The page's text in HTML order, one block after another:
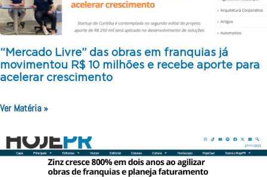
“Mercado Livre” das obras em franquias já
movimentou R$ 10 milhões e recebe aporte para
acelerar crescimento
Ver Matéria »